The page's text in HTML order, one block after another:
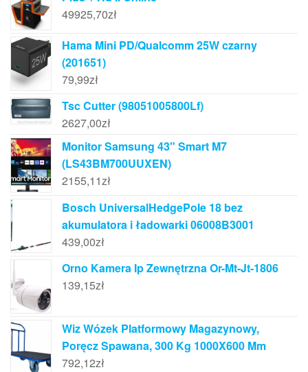
49925,70zł
Hama Mini PD/Qualcomm 25W czarny
(201651)
79,99zł
Tsc Cutter (98051005800Lf)
2627,00zł
Monitor Samsung 43" Smart M7
(LS43BM700UUXEN)
2155,11zł
Bosch UniversalHedgePole 18 bez
akumulatora i ładowarki 06008B3001
439,00zł
Orno Kamera Ip Zewnętrzna Or-Mt-Jt-1806
139,15zł
Wiz Wózek Platformowy Magazynowy,
Poręcz Spawana, 300 Kg 1000X600 Mm
792,12zł